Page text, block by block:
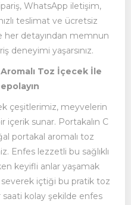
WhatsApp iletişim,
teslimat ve ücretsiz
her detayından memnun
deneyimi yaşarsınız.
Toz İçecek İle
çeşitlerimiz, meyvelerin
içerik sunar. Portakalın C
portakal aromalı toz
Enfes lezzetli bu sağlıklı
keyifli anlar yaşamak
içtiği bu pratik toz
kolay şekilde enfes